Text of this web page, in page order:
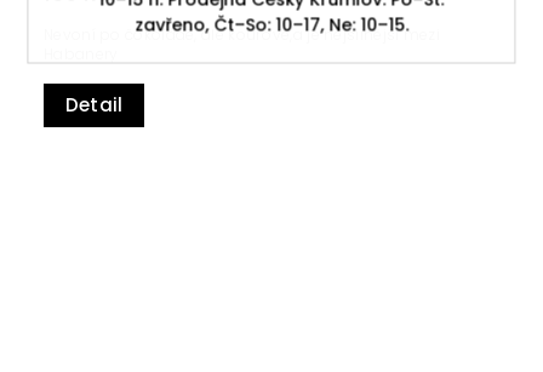
zavřeno, Čt–So: 10–17, Ne: 10–15.
Detail
Nevoní po čokoládě, ale kouřově,a je nejsilnější mezi